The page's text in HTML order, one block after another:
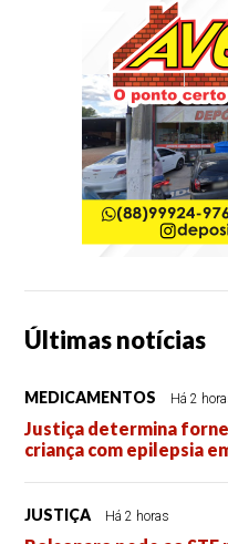
Últimas notícias
MEDICAMENTOS Há 2
Justiça determina
criança com epilepsia
JUSTIÇA Há 2 horas